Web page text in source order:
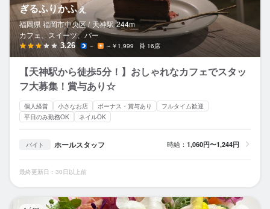
ぎるふりかふぇ
福岡県 福岡市中央区 / 天神駅 244m
カフェ、スイーツ、バー
3.26 － ～￥1,999 16席
【天神駅から徒歩5分！】おしゃれなカフェでスタッ
フ大募集！賞与あり☆
個人経営 小さなお店 ボーナス・賞与あり
フルタイム歓迎
平日のみ勤務OK
ネイルOK
バイト ホールスタッフ 時給： 1,060円〜1,244円
最終更新日：30日以上前